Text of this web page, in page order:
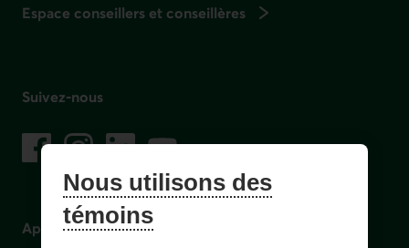
Espace conseillers et conseillères
Suivez-nous
Facebook
– Lien externe au site. Cet hyperlien s'ouvrira dans une
Instagram
– Lien externe au site. Cet hyperlien s'ouvrira dans
LinkedIn
– Lien externe au site. Cet hyperlien
YouTube
– Lien externe au site. Cet hyperlien
Application mobile
Nous utilisons des
témoins